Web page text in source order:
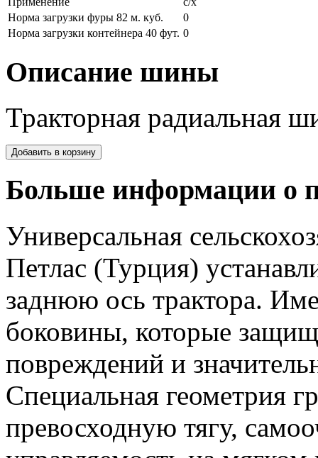
Норма загрузки фуры 82 м. куб.
0
Норма загрузки контейнера 40 фут. 0
Описание шины
Тракторная радиальная
Больше информации о
Универсальная
Петлас (Турция)
заднюю ось трактора.
боковины, которые
повреждений и
Специальная геометрия
превосходную тягу,